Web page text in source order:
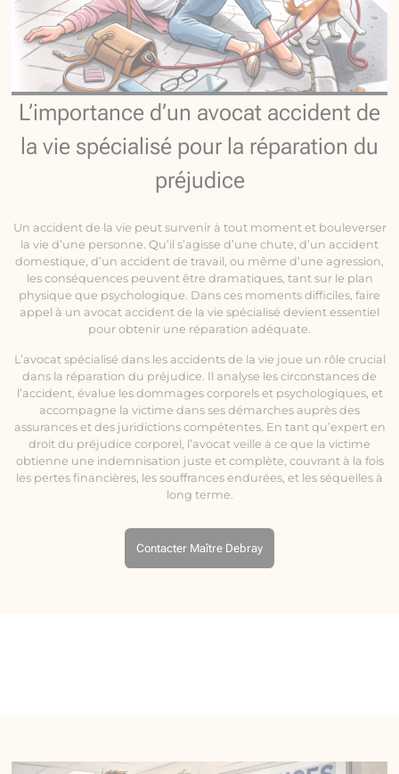
L’importance d’un avocat accident de
la vie spécialisé pour la réparation du
préjudice
Un accident de la vie peut survenir à tout moment et bouleverser
la vie d’une personne. Qu’il s’agisse d’une chute, d’un accident
domestique, d’un accident de travail, ou même d’une agression,
les conséquences peuvent être dramatiques, tant sur le plan
physique que psychologique. Dans ces moments difficiles, faire
appel à un avocat accident de la vie spécialisé devient essentiel
pour obtenir une réparation adéquate.
L’avocat spécialisé dans les accidents de la vie joue un rôle crucial
dans la réparation du préjudice. Il analyse les circonstances de
l’accident, évalue les dommages corporels et psychologiques, et
accompagne la victime dans ses démarches auprès des
assurances et des juridictions compétentes. En tant qu’expert en
droit du préjudice corporel, l’avocat veille à ce que la victime
obtienne une indemnisation juste et complète, couvrant à la fois
les pertes financières, les souffrances endurées, et les séquelles à
long terme.
Contacter Maître Debray